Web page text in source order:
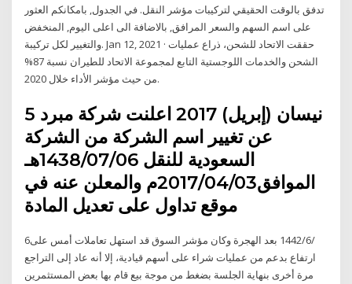
تدفق بالوقت الحقيقي لتركيبات مؤشر النقل. في الجدول, بامكانكم العثور
على اسم السهم والسعر المرافق, بالاضافة الى اعلى اليوم, المنخفض
والتغيير لكل تركيبة. Jan 12, 2021 · حققت الاتحاد للشحن، ذراع عمليات
الشحن والخدمات اللوجستية التابع لمجموعة الاتحاد للطيران نسبة 87%
من حيث مؤشر الأداء خلال 2020.
5 نيسان (إبريل) 2017 اعلنت شركة مبرد
عن تغيير اسم الشركة من الشركة
السعودية للنقل 1438/07/06هـ
الموافق2017/04/03م والمعلن عنه في
6‏‏/6‏‏/1442 بعد الهجرة وكان مؤشر السوق قد استهل تعاملات أمس على
ارتفاع بدعم من عمليات شراء على أسهم قيادية، إلا أنه عاد إلى التراجع
مرة أخرى بنهاية الجلسة بضغط من موجة بيع قام بها بعض المستثمرين